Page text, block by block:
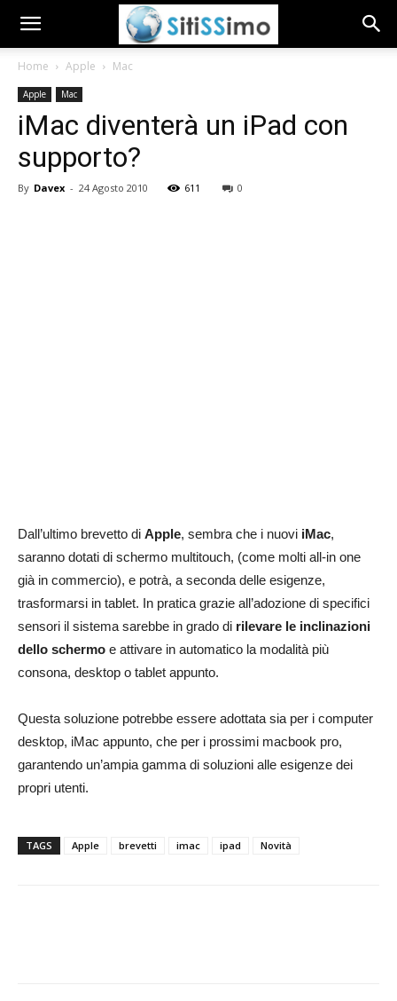
Home Apple Mac
Apple Mac
iMac diventerà un iPad con
supporto?
By Davex - 24 Agosto 2010 611 0
Dall’ultimo brevetto di Apple, sembra che i nuovi iMac,
saranno dotati di schermo multitouch, (come molti all-in one
già in commercio), e potrà, a seconda delle esigenze,
trasformarsi in tablet. In pratica grazie all’adozione di specifici
sensori il sistema sarebbe in grado di rilevare le inclinazioni
dello schermo e attivare in automatico la modalità più
consona, desktop o tablet appunto.
Questa soluzione potrebbe essere adottata sia per i computer
desktop, iMac appunto, che per i prossimi macbook pro,
garantendo un’ampia gamma di soluzioni alle esigenze dei
propri utenti.
TAGS Apple brevetti imac ipad Novità